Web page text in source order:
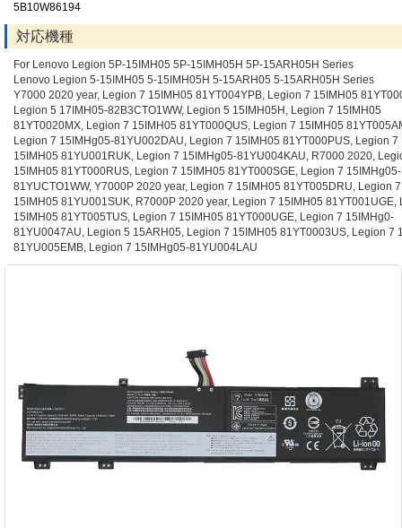
5B10W86194
対応機種
For Lenovo Legion 5P-15IMH05 5P-15IMH05H 5P-15ARH05H Series
Lenovo Legion 5-15IMH05 5-15IMH05H 5-15ARH05 5-15ARH05H Series
Y7000 2020 year, Legion 7 15IMH05 81YT004YPB, Legion 7 15IMH05
Legion 5 17IMH05-82B3CTO1WW, Legion 5 15IMH05H, Legion 7 15IMH05
81YT0020MX, Legion 7 15IMH05 81YT000QUS, Legion 7 15IMH05
Legion 7 15IMHg05-81YU002DAU, Legion 7 15IMH05 81YT000PUS, Legion 7
15IMH05 81YU001RUK, Legion 7 15IMHg05-81YU004KAU, R7000 2020,
15IMH05 81YT000RUS, Legion 7 15IMH05 81YT000SGE, Legion 7 15IMHg05-
81YUCTO1WW, Y7000P 2020 year, Legion 7 15IMH05 81YT005DRU, Legion 7
15IMH05 81YU001SUK, R7000P 2020 year, Legion 7 15IMH05 81YT001UGE,
15IMH05 81YT005TUS, Legion 7 15IMH05 81YT000UGE, Legion 7 15IMHg0-
81YU0047AU, Legion 5 15ARH05, Legion 7 15IMH05 81YT0003US, Legion 7
81YU005EMB, Legion 7 15IMHg05-81YU004LAU